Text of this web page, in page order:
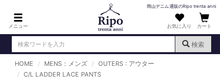
メニュー
岡山デニム通販のRipo trenta anni
お気に入り カート
検索
ログイン （新規会員登録）
HOME MENS：メンズ
OUTERS : アウター
C/L LADDER LACE PANTS